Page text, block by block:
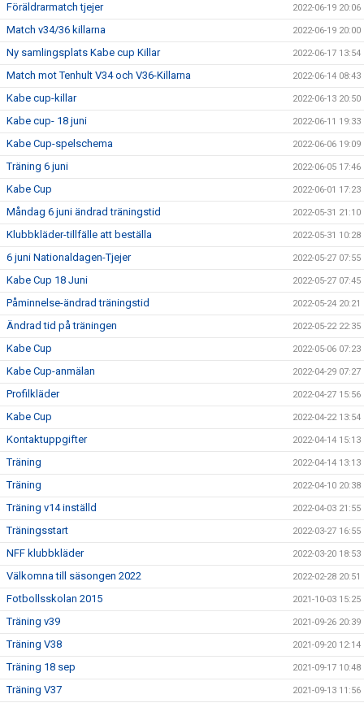
Föräldrarmatch tjejer 2022-06-19 20:06
Match v34/36 killarna 2022-06-19 20:00
Ny samlingsplats Kabe cup Killar 2022-06-17 13:54
Match mot Tenhult V34 och V36-Killarna 2022-06-14 08:43
Kabe cup-killar 2022-06-13 20:50
Kabe cup- 18 juni 2022-06-11 19:33
Kabe Cup-spelschema 2022-06-06 19:09
Träning 6 juni 2022-06-05 17:46
Kabe Cup 2022-06-01 17:23
Måndag 6 juni ändrad träningstid 2022-05-31 21:10
Klubbkläder-tillfälle att beställa 2022-05-31 10:28
6 juni Nationaldagen-Tjejer 2022-05-27 07:55
Kabe Cup 18 Juni 2022-05-27 07:45
Påminnelse-ändrad träningstid 2022-05-24 20:21
Ändrad tid på träningen 2022-05-22 22:35
Kabe Cup 2022-05-06 07:23
Kabe Cup-anmälan 2022-04-29 07:27
Profilkläder 2022-04-27 15:56
Kabe Cup 2022-04-22 13:54
Kontaktuppgifter 2022-04-14 15:13
Träning 2022-04-14 13:13
Träning 2022-04-10 20:38
Träning v14 inställd 2022-04-03 21:55
Träningsstart 2022-03-27 16:55
NFF klubbkläder 2022-03-20 18:53
Välkomna till säsongen 2022 2022-02-28 20:51
Fotbollsskolan 2015 2021-10-03 15:25
Träning v39 2021-09-26 20:39
Träning V38 2021-09-20 12:14
Träning 18 sep 2021-09-17 10:48
Träning V37 2021-09-13 11:56